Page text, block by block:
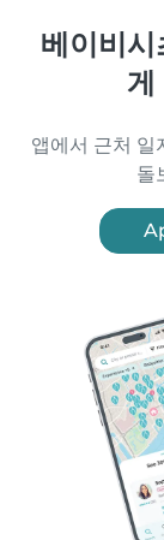
베이비
게
앱에서 근처 일
돌